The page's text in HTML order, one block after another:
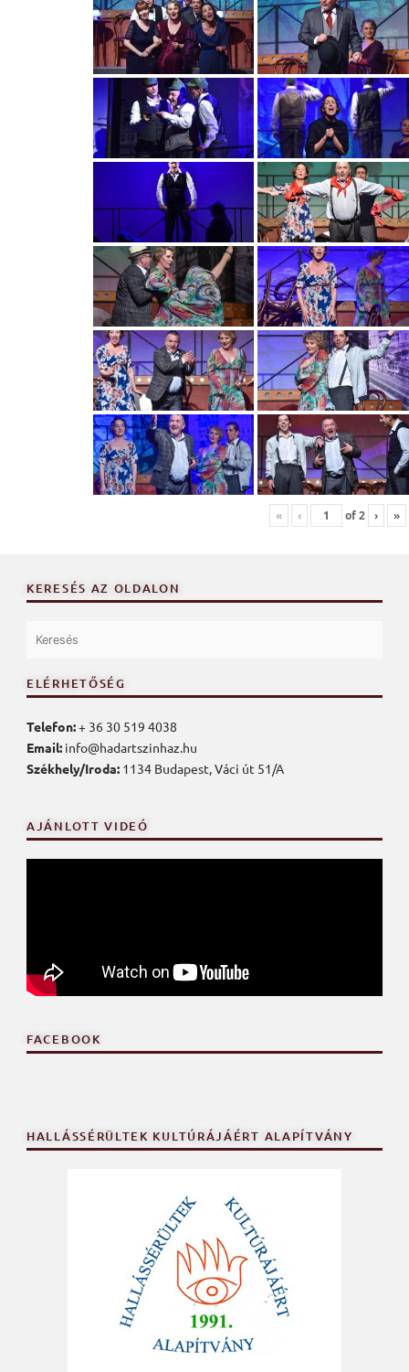
« ‹ of2 › »
KERESÉS AZ OLDALON
ELÉRHETŐSÉG
Telefon:+ 36 30 519 4038
Email: info@hadartszinhaz.hu
Székhely/Iroda: 1134 Budapest, Váci út 51/A
AJÁNLOTT VIDEÓ
FACEBOOK
HALLÁSSÉRÜLTEK KULTÚRÁJÁÉRT ALAPÍTVÁNY